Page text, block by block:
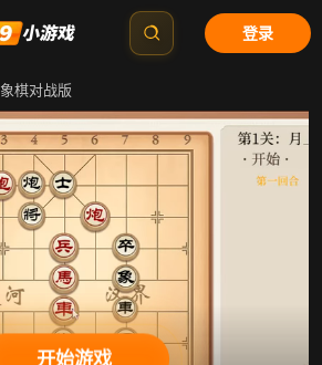
登录
棋对战版
开始游戏